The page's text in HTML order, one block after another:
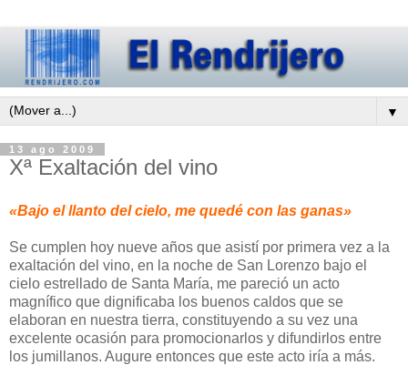
▼
13 ago 2009
Xª Exaltación del vino
«Bajo el llanto del cielo, me quedé con las ganas»
Se cumplen hoy nueve años que asistí por primera vez a la
exaltación del vino, en la noche de San Lorenzo bajo el
cielo estrellado de Santa María, me pareció un acto
magnífico que dignificaba los buenos caldos que se
elaboran en nuestra tierra, constituyendo a su vez una
excelente ocasión para promocionarlos y difundirlos entre
los jumillanos. Augure entonces que este acto iría a más.